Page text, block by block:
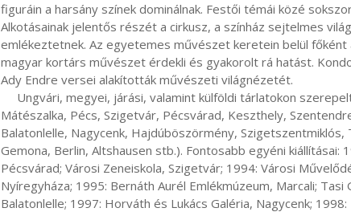
figuráin a harsány színek dominálnak. Festői témái közé
Alkotásainak jelentős részét a cirkusz, a színház sejtelmes
emlékeztetnek. Az egyetemes művészet keretein belül főként
magyar kortárs művészet érdekli és gyakorolt rá hatást.
Ady Endre versei alakították művészeti világnézetét.
Mátészalka, Pécs, Szigetvár, Pécsvárad, Keszthely,
Balatonlelle, Nagycenk, Hajdúböszörmény, Szigetszentmiklós,
Gemona, Berlin, Altshausen stb.). Fontosabb egyéni kiállításai:
Pécsvárad; Városi Zeneiskola, Szigetvár; 1994: Városi
Nyíregyháza; 1995: Bernáth Aurél Emlékmúzeum, Marcali;
Balatonlelle; 1997: Horváth és Lukács Galéria, Nagycenk;